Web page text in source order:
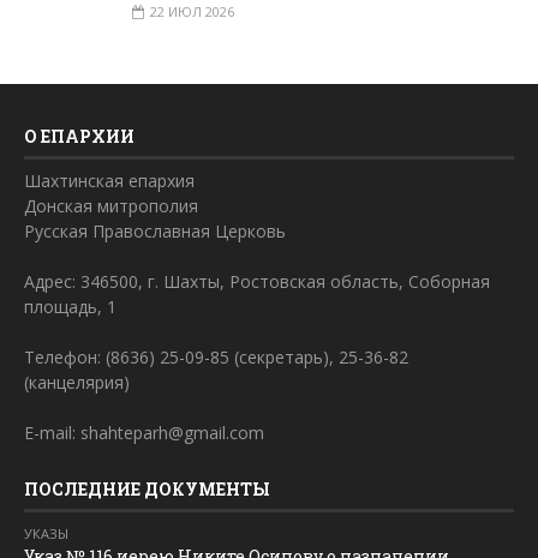
22 ИЮЛ 2026
О ЕПАРХИИ
Шахтинская епархия
Донская митрополия
Русская Православная Церковь
Адрес: 346500, г. Шахты, Ростовская область, Соборная
площадь, 1
Телефон: (8636) 25-09-85 (секретарь), 25-36-82
(канцелярия)
E-mail: shahteparh@gmail.com
ПОСЛЕДНИЕ ДОКУМЕНТЫ
УКАЗЫ